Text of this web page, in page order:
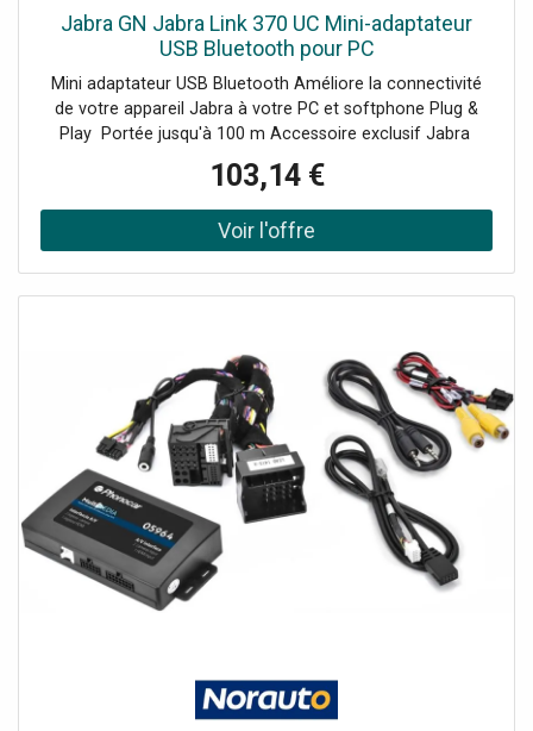
Jabra GN Jabra Link 370 UC Mini-adaptateur
USB Bluetooth pour PC
Mini adaptateur USB Bluetooth Améliore la connectivité
de votre appareil Jabra à votre PC et softphone Plug &
Play Portée jusqu'à 100 m Accessoire exclusif Jabra
Compatible avec l'Evolve 65 et 75, le Speak et Speak 510
+ et le Stealth
103,14 €